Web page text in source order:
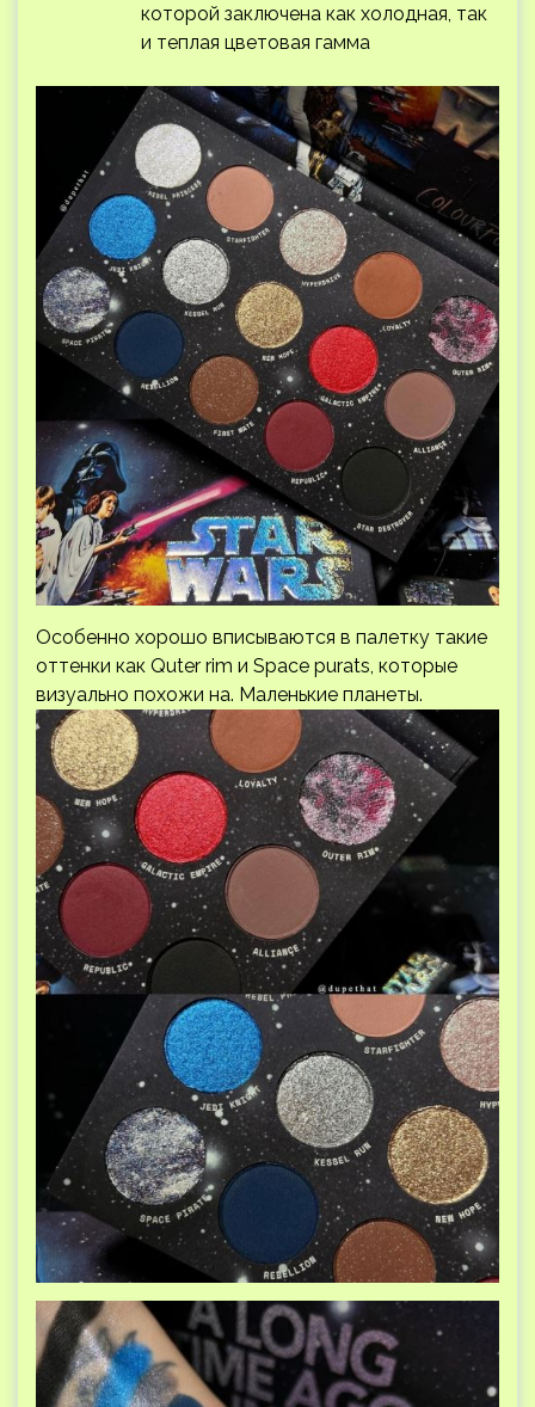
которой заключена как холодная, так
и теплая цветовая гамма
Особенно хорошо вписываются в палетку такие
оттенки как Quter rim и Space purats, которые
визуально похожи на. Маленькие планеты.